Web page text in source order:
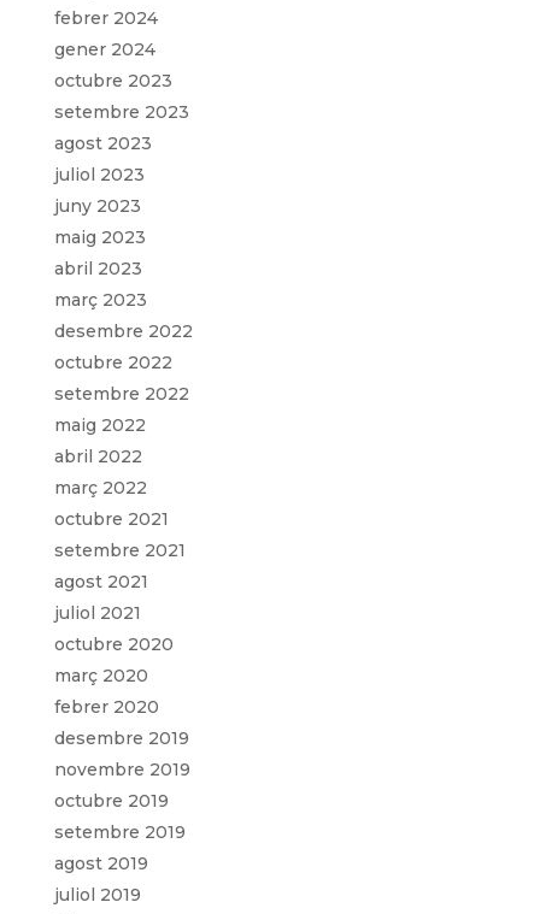
febrer 2024
gener 2024
octubre 2023
setembre 2023
agost 2023
juliol 2023
juny 2023
maig 2023
abril 2023
març 2023
desembre 2022
octubre 2022
setembre 2022
maig 2022
abril 2022
març 2022
octubre 2021
setembre 2021
agost 2021
juliol 2021
octubre 2020
març 2020
febrer 2020
desembre 2019
novembre 2019
octubre 2019
setembre 2019
agost 2019
juliol 2019